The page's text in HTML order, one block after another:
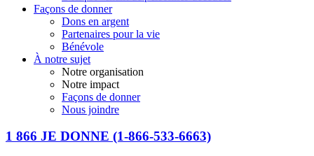
Façons de donner
Dons en argent
Partenaires pour la vie
Bénévole
À notre sujet
Notre organisation
Notre impact
Façons de donner
Nous joindre
1 866 JE DONNE (1-866-533-6663)